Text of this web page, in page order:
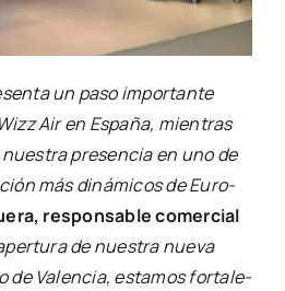
un paso impor­tan­te
Air en Espa­ña, mien­tras
pre­sen­cia en uno de
más diná­mi­cos de Euro­
res­pon­sa­ble comer­cial
de nues­tra nue­va
de Valen­cia, esta­mos for­ta­le­